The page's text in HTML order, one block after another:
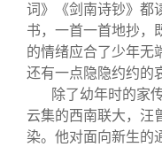
词》《剑南诗钞》都
书，一首一首地抄，
的情绪应合了少年无
还有一点隐隐约约的
除了幼年时的家
云集的西南联大，汪
染。他对面向新生的